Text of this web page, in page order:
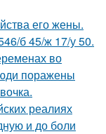
его жены.
б 45/ж 17/у 50.
во
поражены
реалиях
и до боли